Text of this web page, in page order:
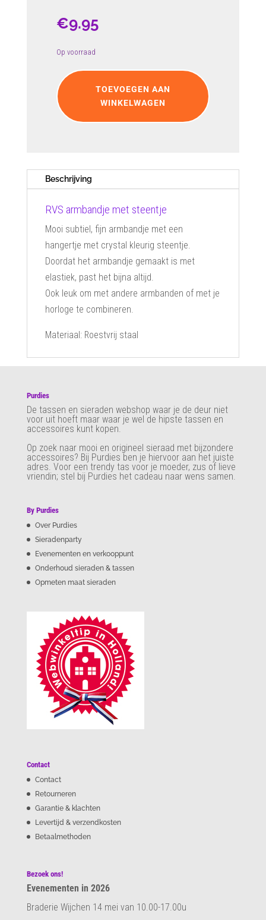
€9.95
Op voorraad
armbandje
met
steentje
aantal
TOEVOEGEN AAN
WINKELWAGEN
Beschrijving
RVS armbandje met steentje
Mooi subtiel, fijn armbandje met een
hangertje met crystal kleurig steentje.
Doordat het armbandje gemaakt is met
elastiek, past het bijna altijd.
Ook leuk om met andere armbanden of met je
horloge te combineren.
Materiaal: Roestvrij staal
Purdies
De tassen en sieraden webshop waar je de deur niet
voor uit hoeft maar waar je wel de hipste tassen en
accessoires kunt kopen.
Op zoek naar mooi en origineel sieraad met bijzondere
accessoires? Bij Purdies ben je hiervoor aan het juiste
adres. Voor een trendy tas voor je moeder, zus of lieve
vriendin; stel bij Purdies het cadeau naar wens samen.
By Purdies
Over Purdies
Sieradenparty
Evenementen en verkooppunt
Onderhoud sieraden & tassen
Opmeten maat sieraden
Contact
Contact
Retourneren
Garantie & klachten
Levertijd & verzendkosten
Betaalmethoden
Bezoek ons!
Evenementen in 2026
Braderie Wijchen 14 mei van 10.00-17.00u